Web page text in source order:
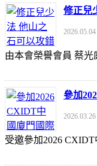
修正兒
2026.05.04
由本會榮譽會員 蔡光
參加
2026.03.26
受邀參加2026